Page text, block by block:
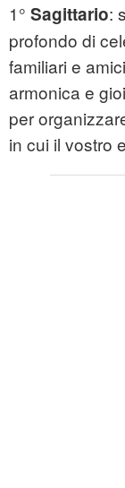
1° Sagittario:
profondo di
familiari e
armonica e
per
in cui il vostro